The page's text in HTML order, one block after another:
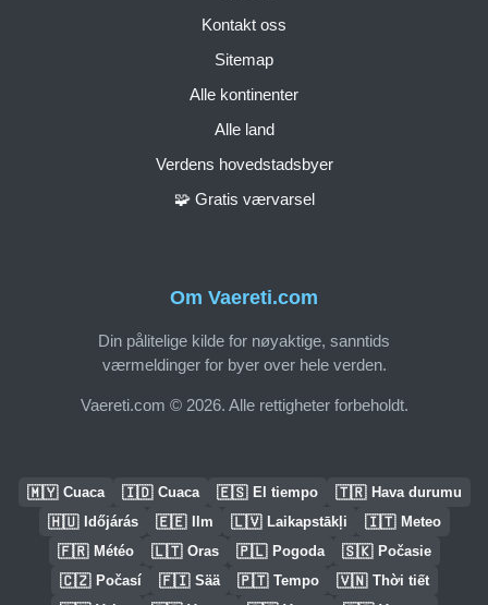
Om Vaereti.com
Din pålitelige kilde for nøyaktige, sanntids
værmeldinger for byer over hele verden.
Vaereti.com © 2026. Alle rettigheter forbeholdt.
Kontakt oss
Sitemap
Alle kontinenter
Alle land
Verdens hovedstadsbyer
🧩 Gratis værvarsel
🇲🇾 Cuaca 🇮🇩 Cuaca 🇪🇸 El tiempo 🇹🇷 Hava durumu
🇭🇺 Időjárás 🇪🇪 Ilm 🇱🇻 Laikapstākļi 🇮🇹 Meteo
🇫🇷 Météo 🇱🇹 Oras 🇵🇱 Pogoda 🇸🇰 Počasie
🇨🇿 Počasí 🇫🇮 Sää 🇵🇹 Tempo 🇻🇳 Thời tiết